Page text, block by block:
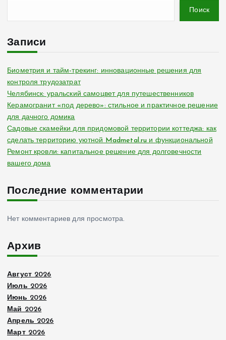
Поиск
Записи
Биометрия и тайм-трекинг: инновационные решения для
контроля трудозатрат
Челябинск: уральский самоцвет для путешественников
Керамогранит «под дерево»: стильное и практичное решение
для дачного домика
Садовые скамейки для придомовой территории коттеджа: как
сделать территорию уютной Madmetal.ru и функциональной
Ремонт кровли: капитальное решение для долговечности
вашего дома
Последние комментарии
Нет комментариев для просмотра.
Архив
Август 2026
Июль 2026
Июнь 2026
Май 2026
Апрель 2026
Март 2026